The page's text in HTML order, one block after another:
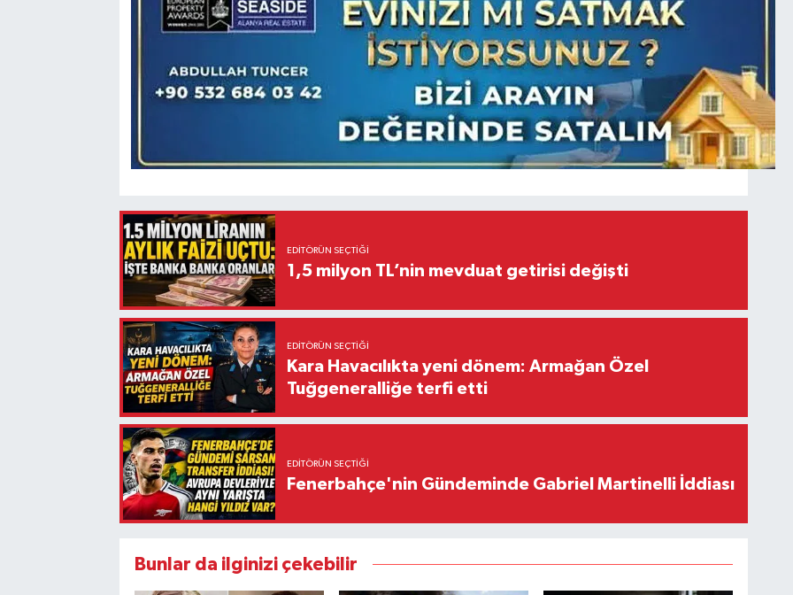
EDITÖRÜN SEÇTIĞI
1,5 milyon TL’nin mevduat getirisi değişti
EDITÖRÜN SEÇTIĞI
Kara Havacılıkta yeni dönem: Armağan Özel
Tuğgeneralliğe terfi etti
EDITÖRÜN SEÇTIĞI
Fenerbahçe'nin Gündeminde Gabriel Martinelli İddiası
Bunlar da ilginizi çekebilir